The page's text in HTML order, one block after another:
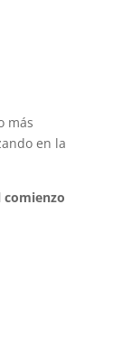
más
en la
comienzo